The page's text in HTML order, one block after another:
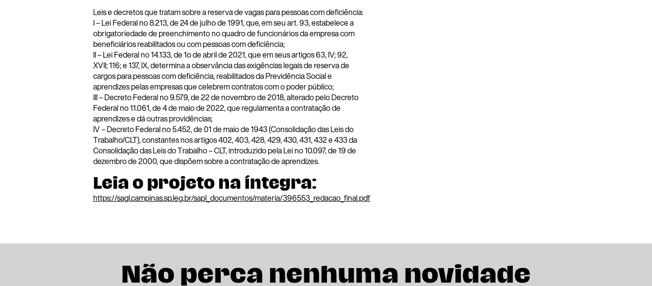
Leis e decretos que tratam sobre a reserva de vagas para pessoas com deficiência:
I – Lei Federal no 8.213, de 24 de julho de 1991, que, em seu art. 93, estabelece a
obrigatoriedade de preenchimento no quadro de funcionários da empresa com
beneficiários reabilitados ou com pessoas com deficiência;
II – Lei Federal no 14.133, de 1o de abril de 2021, que em seus artigos 63, IV; 92,
XVII; 116; e 137, IX, determina a observância das exigências legais de reserva de
cargos para pessoas com deficiência, reabilitados da Previdência Social e
aprendizes pelas empresas que celebrem contratos com o poder público;
III – Decreto Federal no 9.579, de 22 de novembro de 2018, alterado pelo Decreto
Federal no 11.061, de 4 de maio de 2022, que regulamenta a contratação de
aprendizes e dá outras providências;
IV – Decreto Federal no 5.452, de 01 de maio de 1943 (Consolidação das Leis do
Trabalho/CLT), constantes nos artigos 402, 403, 428, 429, 430, 431, 432 e 433 da
Consolidação das Leis do Trabalho – CLT, introduzido pela Lei no 10.097, de 19 de
dezembro de 2000, que dispõem sobre a contratação de aprendizes.
Leia o projeto na íntegra:
https://sagl.campinas.sp.leg.br/sapl_documentos/materia/396553_redacao_final.pdf
Não perca nenhuma novidade